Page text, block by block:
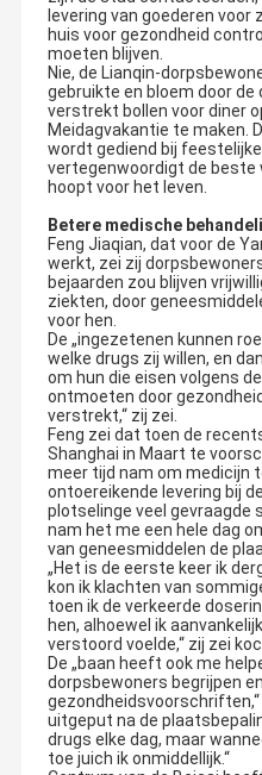
levering van goederen voor
huis voor gezondheid
moeten blijven.
Nie, de Lianqin-
gebruikte en bloem door
verstrekt bollen voor diner
Meidagvakantie te maken.
wordt gediend bij
vertegenwoordigt de beste
hoopt voor het leven.
Betere medische
Feng Jiaqian, dat voor de
werkt, zei zij
bejaarden zou blijven
ziekten, door
voor hen.
De „ingezetenen kunnen
welke drugs zij willen, en
om hun die eisen volgens
ontmoeten door
verstrekt,“ zij zei.
Feng zei dat toen de
Shanghai in Maart te
meer tijd nam om medicijn
ontoereikende levering bij
plotselinge veel gevraagde
nam het me een hele dag
van geneesmiddelen de
„Het is de eerste keer ik
kon ik klachten van
toen ik de verkeerde
hen, alhoewel ik
verstoord voelde,“ zij zei
De „baan heeft ook me
dorpsbewoners begrijpen
gezondheidsvoorschriften,“
uitgeput na de
drugs elke dag, maar
toe juich ik onmiddellijk.“